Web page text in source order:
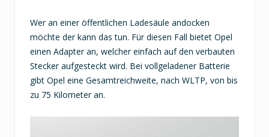
Wer an einer öffentlichen Ladesäule andocken
möchte der kann das tun. Für diesen Fall bietet Opel
einen Adapter an, welcher einfach auf den verbauten
Stecker aufgesteckt wird. Bei vollgeladener Batterie
gibt Opel eine Gesamtreichweite, nach WLTP, von bis
zu 75 Kilometer an.